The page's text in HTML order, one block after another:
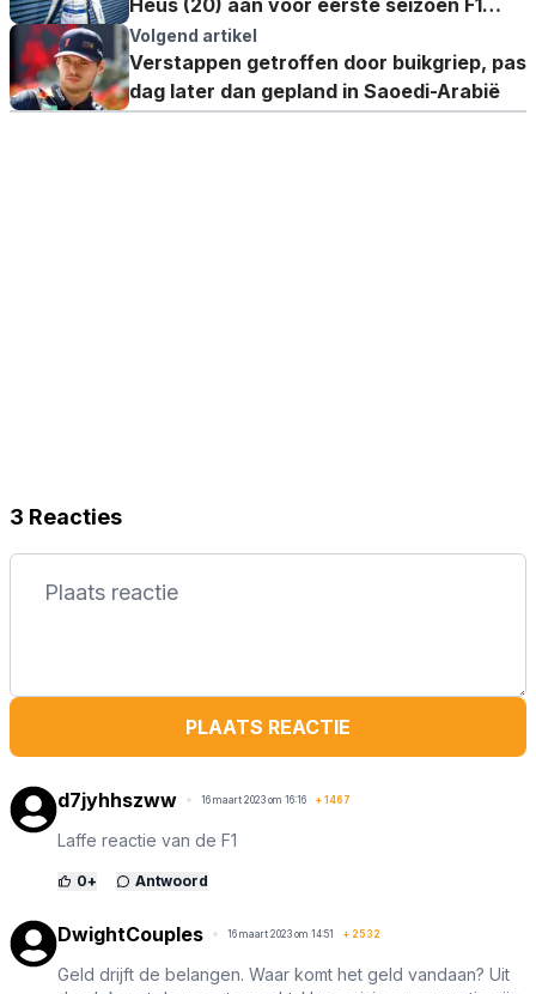
Academy
Volgend artikel
Verstappen getroffen door buikgriep, pas
dag later dan gepland in Saoedi-Arabië
3 Reacties
PLAATS REACTIE
d7jyhhszww 16 maart 2023 om 16:16 + 1467
Laffe reactie van de F1
0+ Antwoord
DwightCouples 16 maart 2023 om 14:51 + 2532
Geld drijft de belangen. Waar komt het geld vandaan? Uit